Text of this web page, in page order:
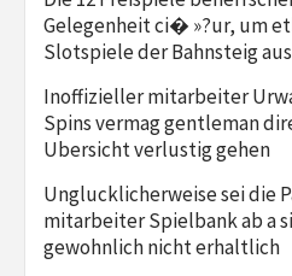
Gelegenheit ci� »?ur, um
Slotspiele der Bahnsteig
Inoffizieller mitarbeiter
Spins vermag gentleman
Ubersicht verlustig gehen
Unglucklicherweise sei die
mitarbeiter Spielbank ab a
gewohnlich nicht erhaltlich